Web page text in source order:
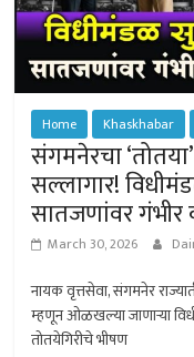
Home Khaskhabar
संगमनेरचा
सल्लागार!
सातजणांवर
March 30, 2026
नायक वृत्तसेवा, संगमनेर
म्हणून ओळखल्या जाणार्‍या
तोतयेगिरीचे भीषण